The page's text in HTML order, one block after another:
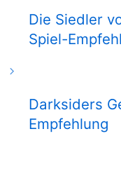
Die Siedler
Spiel-
Darksiders
Empfehlung